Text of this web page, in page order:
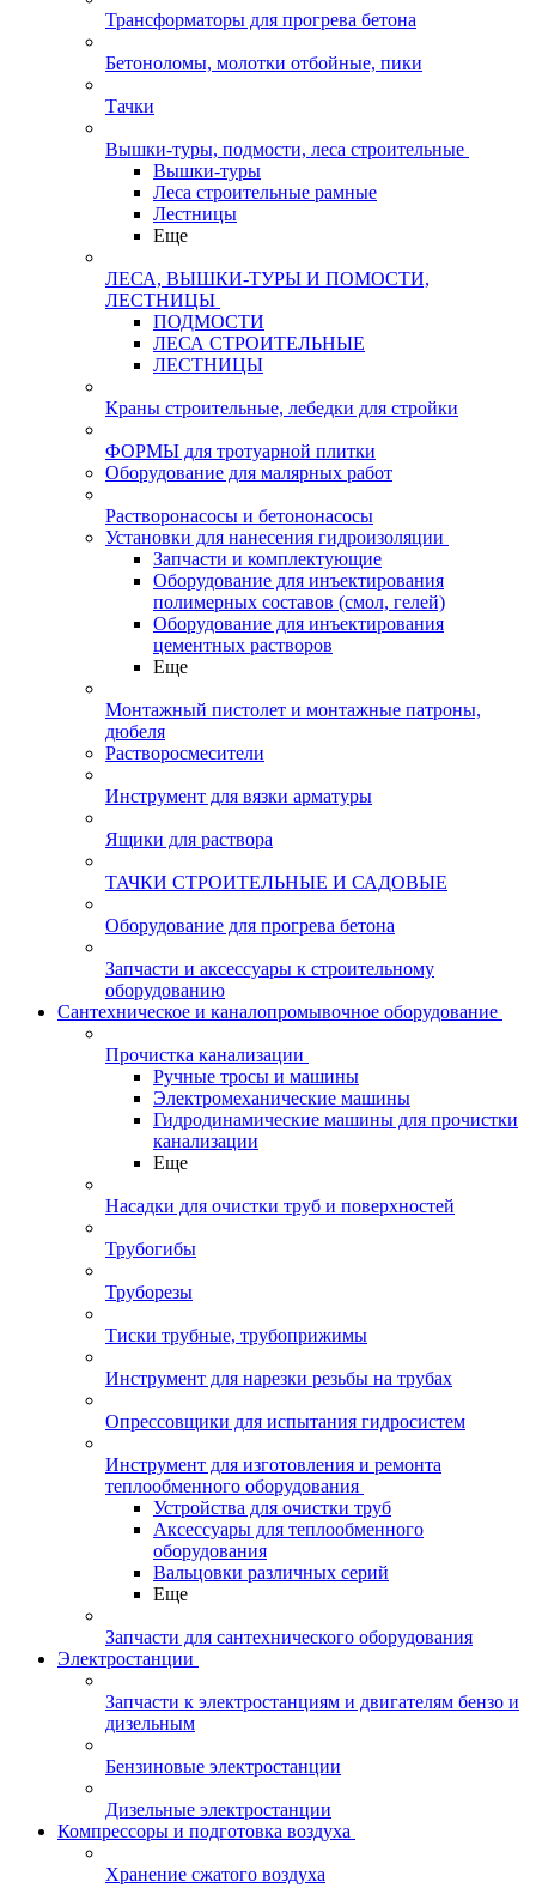
Трансформаторы для прогрева бетона
Бетоноломы, молотки отбойные, пики
Тачки
Вышки-туры, подмости, леса строительные
Вышки-туры
Леса строительные рамные
Лестницы
Еще
ЛЕСА, ВЫШКИ-ТУРЫ И ПОМОСТИ,
ЛЕСТНИЦЫ
ПОДМОСТИ
ЛЕСА СТРОИТЕЛЬНЫЕ
ЛЕСТНИЦЫ
Краны строительные, лебедки для стройки
ФОРМЫ для тротуарной плитки
Оборудование для малярных работ
Растворонасосы и бетононасосы
Установки для нанесения гидроизоляции
Запчасти и комплектующие
Оборудование для инъектирования
полимерных составов (смол, гелей)
Оборудование для инъектирования
цементных растворов
Еще
Монтажный пистолет и монтажные патроны,
дюбеля
Растворосмесители
Инструмент для вязки арматуры
Ящики для раствора
ТАЧКИ СТРОИТЕЛЬНЫЕ И САДОВЫЕ
Оборудование для прогрева бетона
Запчасти и аксессуары к строительному
оборудованию
Сантехническое и каналопромывочное оборудование
Прочистка канализации
Ручные тросы и машины
Электромеханические машины
Гидродинамические машины для прочистки
канализации
Еще
Насадки для очистки труб и поверхностей
Трубогибы
Труборезы
Тиски трубные, трубоприжимы
Инструмент для нарезки резьбы на трубах
Опрессовщики для испытания гидросистем
Инструмент для изготовления и ремонта
теплообменного оборудования
Устройства для очистки труб
Аксессуары для теплообменного
оборудования
Вальцовки различных серий
Еще
Запчасти для сантехнического оборудования
Электростанции
Запчасти к электростанциям и двигателям бензо и
дизельным
Бензиновые электростанции
Дизельные электростанции
Компрессоры и подготовка воздуха
Хранение сжатого воздуха